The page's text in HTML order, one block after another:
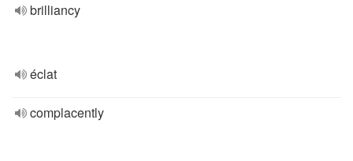
brilliancy
éclat
complacently